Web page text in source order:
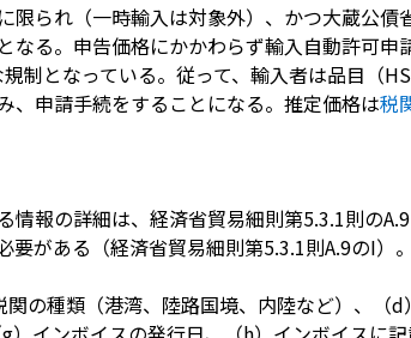
られ（一時輸入は対象外）、かつ大蔵公債
る。申告価格にかかわらず輸入自動許可申
制となっている。従って、輸入者は品目（
、申請手続をすることになる。推定価格は税
報の詳細は、経済省貿易細則第5.3.1則の
がある（経済省貿易細則第5.3.1則A.9のI）。
関の種類（港湾、陸路国境、内陸など）、（